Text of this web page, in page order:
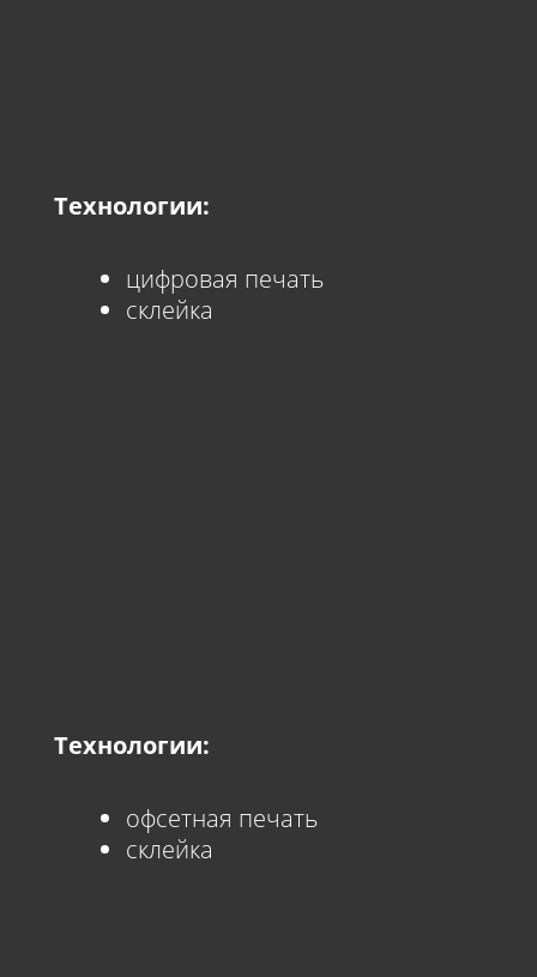
Технологии:
цифровая печать
склейка
Технологии:
офсетная печать
склейка